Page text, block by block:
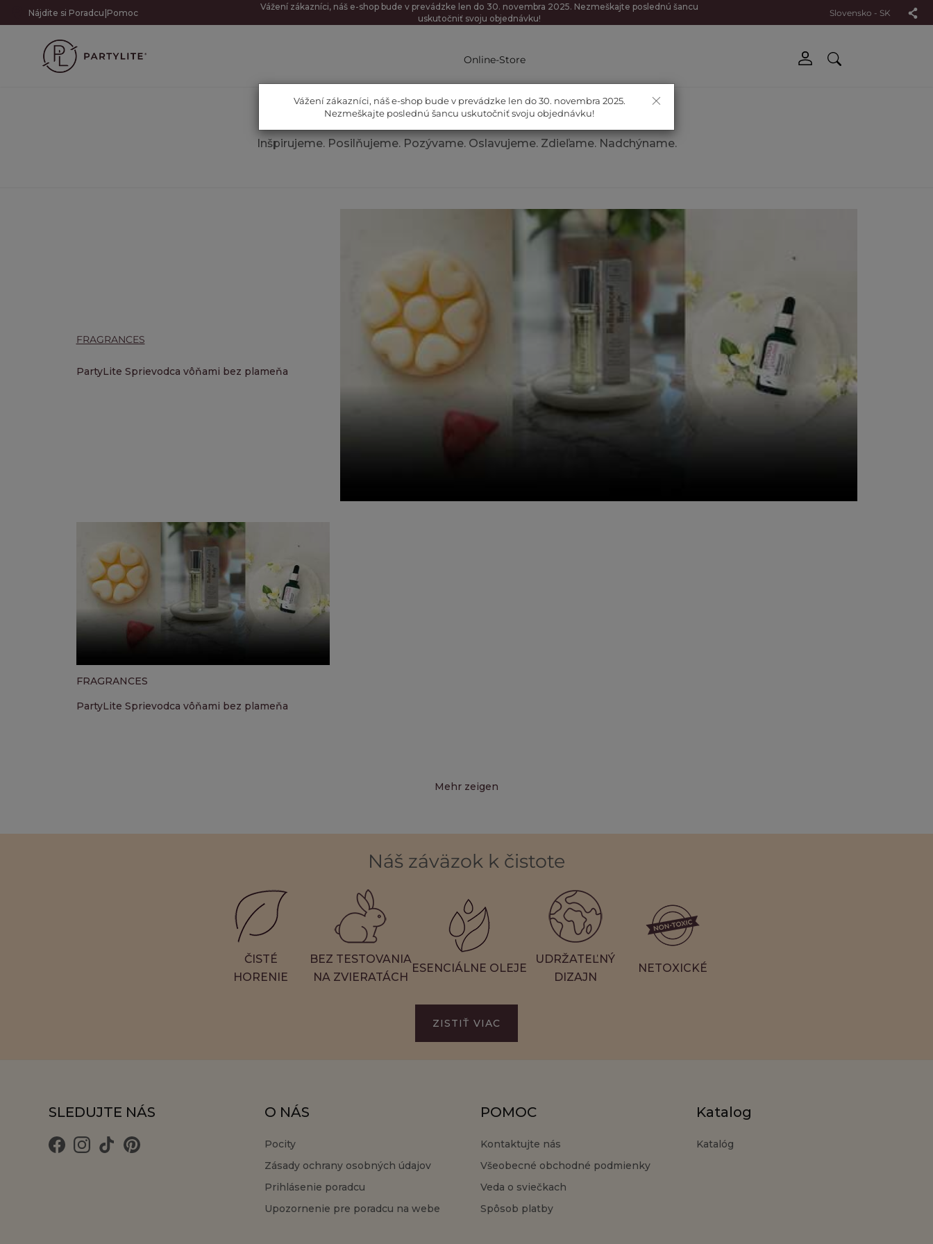
Nájdite si Poradcu |Pomoc
Vážení zákazníci, náš e-shop bude v prevádzke len do 30. novembra 2025. Nezmeškajte poslednú šancu
uskutočniť svoju objednávku!
Slovensko - SK
Online-Store
FRAGRANCES
Inšpirujeme. Posilňujeme. Pozývame. Oslavujeme. Zdieľame. Nadchýname.
FRAGRANCES
PartyLite Sprievodca vôňami bez plameňa
FRAGRANCES
PartyLite Sprievodca vôňami bez plameňa
Mehr zeigen
Náš záväzok k čistote
ČISTÉ
HORENIE
BEZ TESTOVANIA
NA ZVIERATÁCH
ESENCIÁLNE OLEJE
UDRŽATEĽNÝ
DIZAJN
NETOXICKÉ
ZISTIŤ VIAC
SLEDUJTE NÁS O NÁS
Pocity
Zásady ochrany osobných údajov
Prihlásenie poradcu
Upozornenie pre poradcu na webe
POMOC
Kontaktujte nás
Všeobecné obchodné podmienky
Veda o sviečkach
Spôsob platby
Katalog
Katalóg
×
Vážení zákazníci, náš e-shop bude v prevádzke len do 30. novembra 2025.
Nezmeškajte poslednú šancu uskutočniť svoju objednávku!